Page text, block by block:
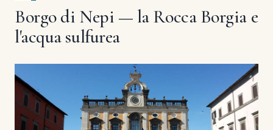
Borgo di Nepi — la Rocca Borgia e
l'acqua sulfurea